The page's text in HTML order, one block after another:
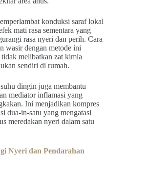
konduksi saraf lokal
mati rasa sementara yang
rasa nyeri dan perih. Cara
wasir dengan metode ini
melibatkan zat kimia
sendiri di rumah.
dingin juga membantu
mediator inflamasi yang
Ini menjadikan kompres
dua-in-satu yang mengatasi
meredakan nyeri dalam satu
Nyeri dan Pendarahan